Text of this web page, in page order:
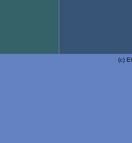
(c)